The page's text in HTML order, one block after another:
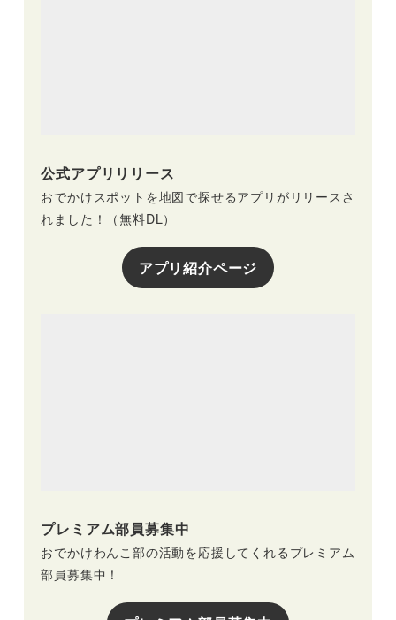
公式アプリリリース
おでかけスポットを地図で探せるアプリがリリースさ
れました！（無料DL）
アプリ紹介ページ
プレミアム部員募集中
おでかけわんこ部の活動を応援してくれるプレミアム
部員募集中！